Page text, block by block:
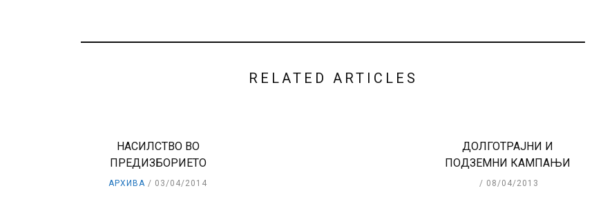
RELATED ARTICLES
НАСИЛСТВО ВО
ПРЕДИЗБОРИЕТО
АРХИВА 03/04/2014
ДОЛГОТРАЈНИ И
ПОДЗЕМНИ КАМПАЊИ
08/04/2013